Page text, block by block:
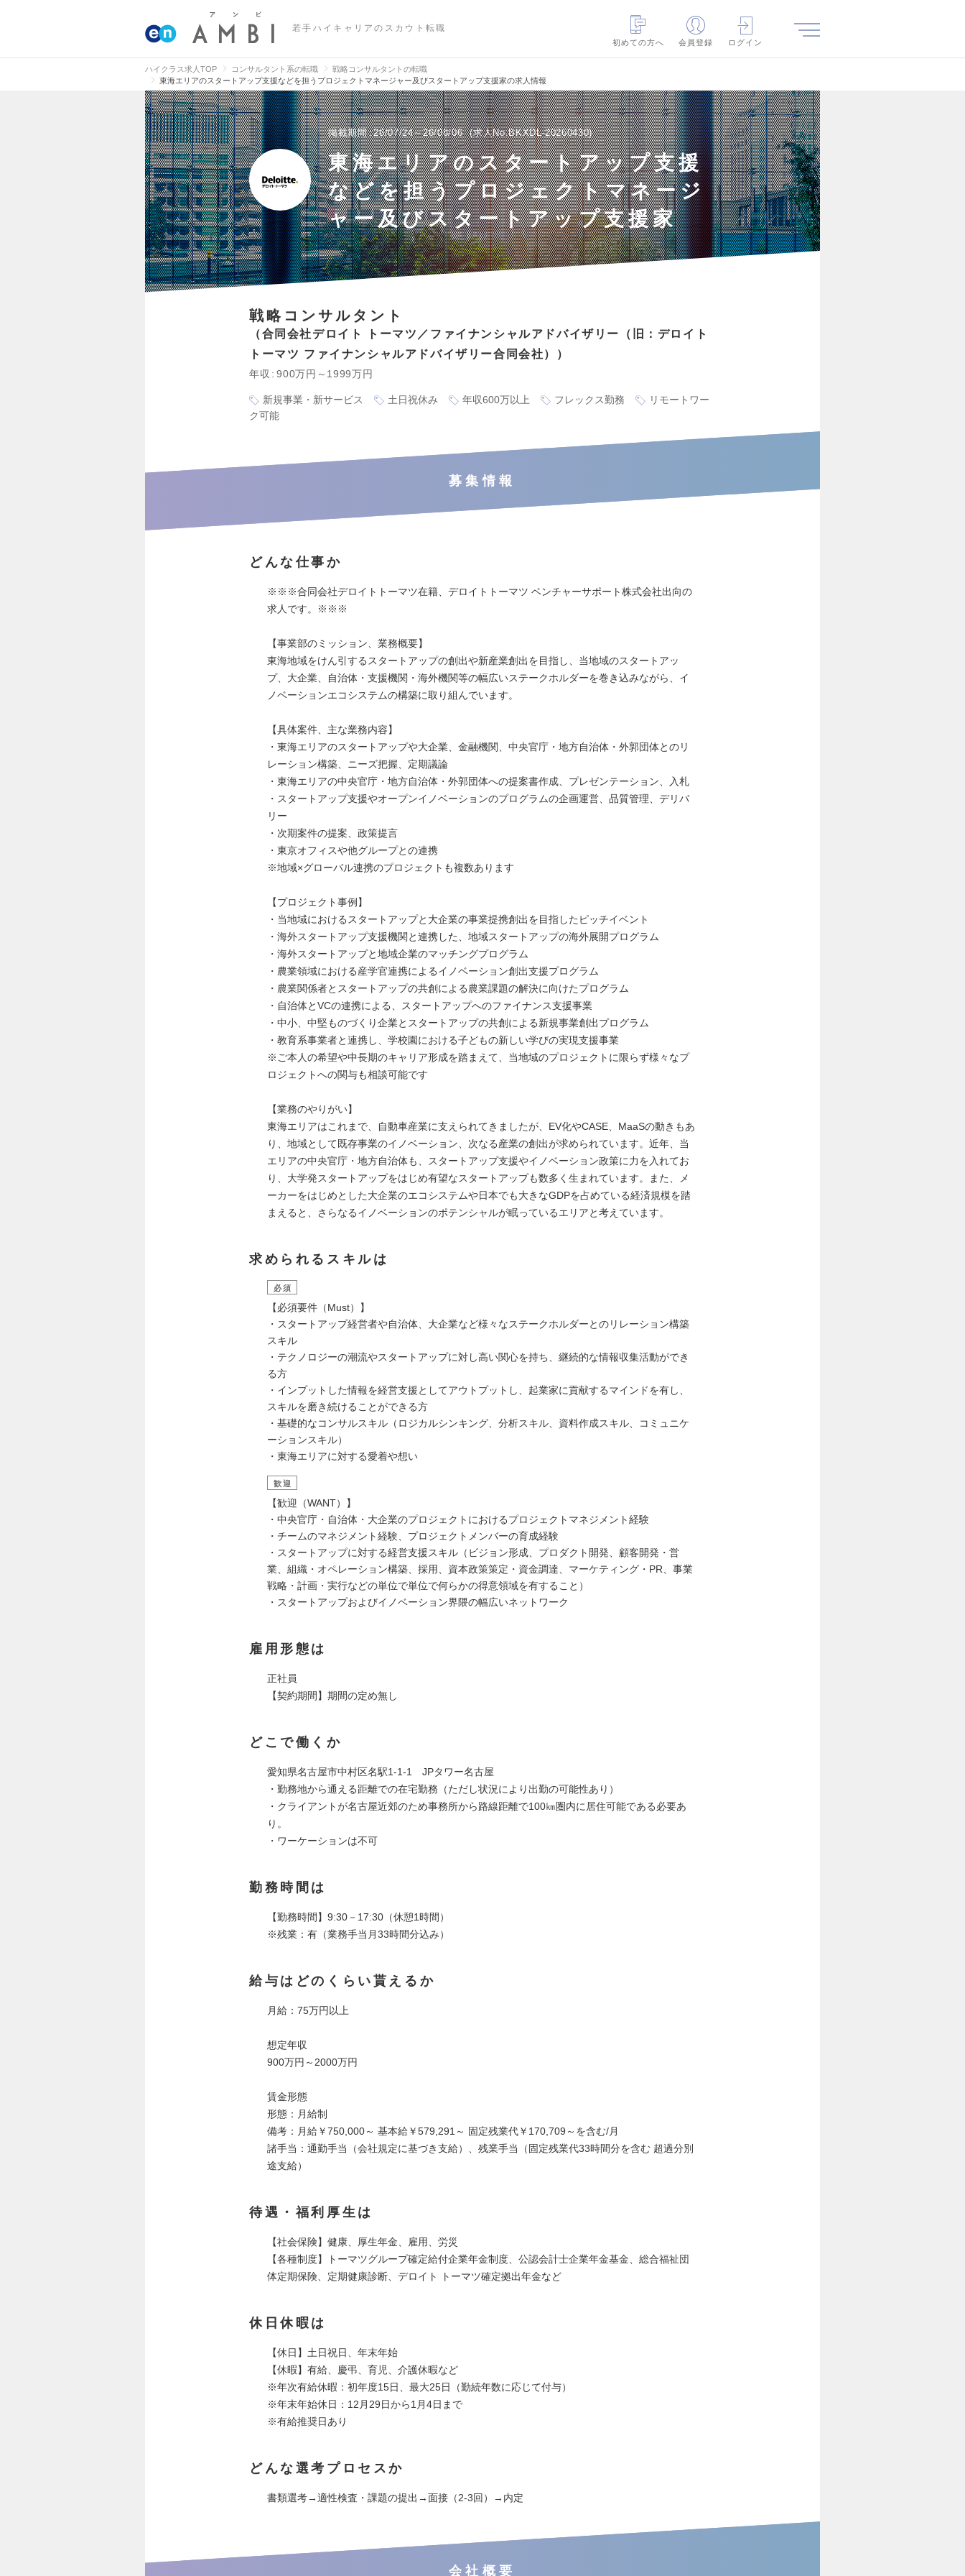
若手ハイキャリアのスカウト転職
初めての方へ
会員登録 ログイン
ハイクラス求人TOP コンサルタント系の転職
戦略コンサルタントの転職
東海エリアのスタートアップ支援などを担うプロジェクトマネージャー及びスタートアップ支援家の求人情報
掲載期間 26/07/24～26/08/06 求人No.BKXDL-20260430
東海エリアのスタートアップ支援
などを担うプロジェクトマネージ
ャー及びスタートアップ支援家
戦略コンサルタント
合同会社デロイト トーマツ／ファイナンシャルアドバイザリー（旧：デロイト
トーマツ ファイナンシャルアドバイザリー合同会社）
年収 900万円～1999万円
新規事業・新サービス 土日祝休み 年収600万以上 フレックス勤務
リモートワー
ク可能
募集情報
どんな仕事か
※※※合同会社デロイトトーマツ在籍、デロイトトーマツ ベンチャーサポート株式会社出向の
求人です。※※※
【事業部のミッション、業務概要】
東海地域をけん引するスタートアップの創出や新産業創出を目指し、当地域のスタートアッ
プ、大企業、自治体・支援機関・海外機関等の幅広いステークホルダーを巻き込みながら、イ
ノベーションエコシステムの構築に取り組んでいます。
【具体案件、主な業務内容】
・東海エリアのスタートアップや大企業、金融機関、中央官庁・地方自治体・外郭団体とのリ
レーション構築、ニーズ把握、定期議論
・東海エリアの中央官庁・地方自治体・外郭団体への提案書作成、プレゼンテーション、入札
・スタートアップ支援やオープンイノベーションのプログラムの企画運営、品質管理、デリバ
リー
・次期案件の提案、政策提言
・東京オフィスや他グループとの連携
※地域×グローバル連携のプロジェクトも複数あります
【プロジェクト事例】
・当地域におけるスタートアップと大企業の事業提携創出を目指したピッチイベント
・海外スタートアップ支援機関と連携した、地域スタートアップの海外展開プログラム
・海外スタートアップと地域企業のマッチングプログラム
・農業領域における産学官連携によるイノベーション創出支援プログラム
・農業関係者とスタートアップの共創による農業課題の解決に向けたプログラム
・自治体とVCの連携による、スタートアップへのファイナンス支援事業
・中小、中堅ものづくり企業とスタートアップの共創による新規事業創出プログラム
・教育系事業者と連携し、学校園における子どもの新しい学びの実現支援事業
※ご本人の希望や中長期のキャリア形成を踏まえて、当地域のプロジェクトに限らず様々なプ
ロジェクトへの関与も相談可能です
【業務のやりがい】
東海エリアはこれまで、自動車産業に支えられてきましたが、EV化やCASE、MaaSの動きもあ
り、地域として既存事業のイノベーション、次なる産業の創出が求められています。近年、当
エリアの中央官庁・地方自治体も、スタートアップ支援やイノベーション政策に力を入れてお
り、大学発スタートアップをはじめ有望なスタートアップも数多く生まれています。また、メ
ーカーをはじめとした大企業のエコシステムや日本でも大きなGDPを占めている経済規模を踏
まえると、さらなるイノベーションのポテンシャルが眠っているエリアと考えています。
求められるスキルは
必須
【必須要件（Must）】
・スタートアップ経営者や自治体、大企業など様々なステークホルダーとのリレーション構築
スキル
・テクノロジーの潮流やスタートアップに対し高い関心を持ち、継続的な情報収集活動ができ
る方
・インプットした情報を経営支援としてアウトプットし、起業家に貢献するマインドを有し、
スキルを磨き続けることができる方
・基礎的なコンサルスキル（ロジカルシンキング、分析スキル、資料作成スキル、コミュニケ
ーションスキル）
・東海エリアに対する愛着や想い
歓迎
【歓迎（WANT）】
・中央官庁・自治体・大企業のプロジェクトにおけるプロジェクトマネジメント経験
・チームのマネジメント経験、プロジェクトメンバーの育成経験
・スタートアップに対する経営支援スキル（ビジョン形成、プロダクト開発、顧客開発・営
業、組織・オペレーション構築、採用、資本政策策定・資金調達、マーケティング・PR、事業
戦略・計画・実行などの単位で単位で何らかの得意領域を有すること）
・スタートアップおよびイノベーション界隈の幅広いネットワーク
雇用形態は
正社員
【契約期間】期間の定め無し
どこで働くか
愛知県名古屋市中村区名駅1-1-1 JPタワー名古屋
・勤務地から通える距離での在宅勤務（ただし状況により出勤の可能性あり）
・クライアントが名古屋近郊のため事務所から路線距離で100㎞圏内に居住可能である必要あ
り。
・ワーケーションは不可
勤務時間は
【勤務時間】9:30－17:30（休憩1時間）
※残業：有（業務手当月33時間分込み）
給与はどのくらい貰えるか
月給：75万円以上
想定年収
900万円～2000万円
賃金形態
形態：月給制
備考：月給￥750,000～ 基本給￥579,291～ 固定残業代￥170,709～を含む/月
諸手当：通勤手当（会社規定に基づき支給）、残業手当（固定残業代33時間分を含む 超過分別
途支給）
待遇・福利厚生は
【社会保険】健康、厚生年金、雇用、労災
【各種制度】トーマツグループ確定給付企業年金制度、公認会計士企業年金基金、総合福祉団
体定期保険、定期健康診断、デロイト トーマツ確定拠出年金など
休日休暇は
【休日】土日祝日、年末年始
【休暇】有給、慶弔、育児、介護休暇など
※年次有給休暇：初年度15日、最大25日（勤続年数に応じて付与）
※年末年始休日：12月29日から1月4日まで
※有給推奨日あり
どんな選考プロセスか
書類選考→適性検査・課題の提出→面接（2-3回）→内定
会社概要